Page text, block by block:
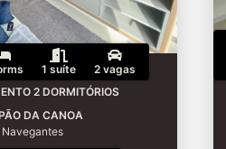
1 suíte
2 vagas
2 DORMITÓRIOS
DA CANOA
Navegantes